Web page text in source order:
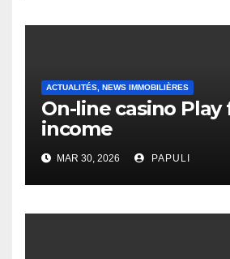
ACTUALITÉS, NEWS IMMOBILIÈRES
On-line casino Play
income
MAR 30, 2026 PAPULI